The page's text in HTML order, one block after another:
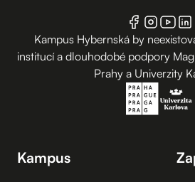
Kampus Hybernská by
institucí a dlouhodobé podpory
Prahy a Univerzity
Kampus